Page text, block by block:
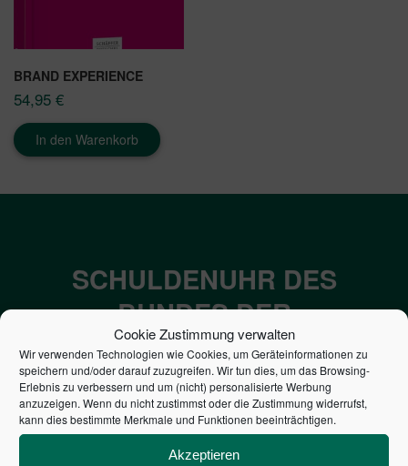
Cookie Zustimmung verwalten
Wir verwenden Technologien wie Cookies, um Geräteinformationen zu
speichern und/oder darauf zuzugreifen. Wir tun dies, um das Browsing-
Erlebnis zu verbessern und um (nicht) personalisierte Werbung
anzuzeigen. Wenn du nicht zustimmst oder die Zustimmung widerrufst,
kann dies bestimmte Merkmale und Funktionen beeinträchtigen.
Akzeptieren
BRAND EXPERIENCE
54,95 €
In den Warenkorb
SCHULDENUHR DES
BUNDES DER
STEUERZAHLER
7,052€
NEUVERSCHULDUNG
PRO SEKUNDE